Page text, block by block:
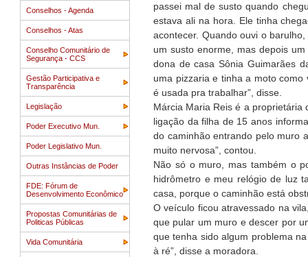
Conselhos - Agenda
Conselhos - Atas
Conselho Comunitário de
Segurança - CCS
Gestão Participativa e
Transparência
Legislação
Poder Executivo Mun.
Poder Legislativo Mun.
Outras Instâncias de Poder
FDE: Fórum de
Desenvolvimento Econômico
Propostas Comunitárias de
Politicas Públicas
Vida Comunitária
passei mal de susto quando
estava ali na hora. Ele tinha
acontecer. Quando ouvi o
um susto enorme, mas depois
dona de casa Sônia Guimarães
uma pizzaria e tinha a moto
é usada pra trabalhar”, disse.
Márcia Maria Reis é a proprietária
ligação da filha de 15 anos
do caminhão entrando pelo muro
muito nervosa”, contou.
Não só o muro, mas também o
hidrômetro e meu relógio de luz
casa, porque o caminhão está
O veículo ficou atravessado na
que pular um muro e descer por
que tenha sido algum problema
à ré”, disse a moradora.